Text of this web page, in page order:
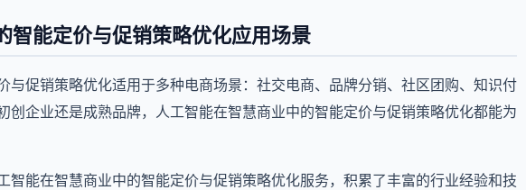
智能定价与促销策略优化应用场景
与促销策略优化适用于多种电商场景：社交电商、品牌分销、社区团购、知识付
创企业还是成熟品牌，人工智能在智慧商业中的智能定价与促销策略优化都能为
智能在智慧商业中的智能定价与促销策略优化服务，积累了丰富的行业经验和技